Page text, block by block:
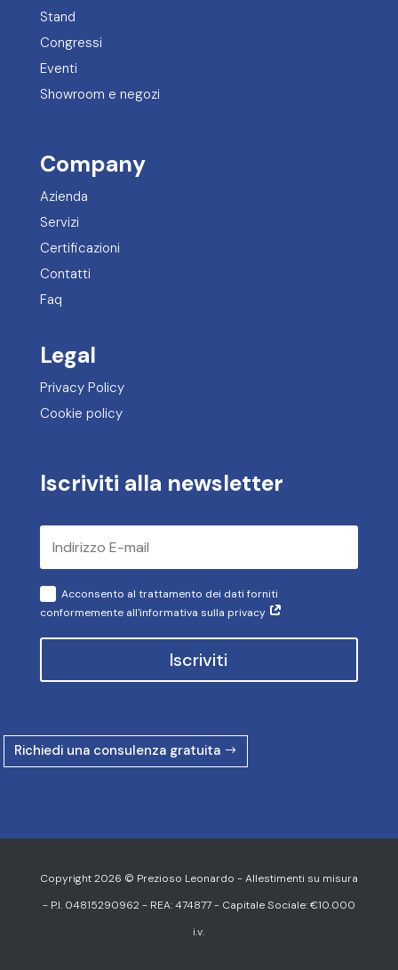
Stand
Congressi
Eventi
Showroom e negozi
Company
Azienda
Servizi
Certificazioni
Contatti
Faq
Legal
Privacy Policy
Cookie policy
Iscriviti alla newsletter
Acconsento al trattamento dei dati forniti
conformemente all'informativa sulla privacy
Iscriviti
Richiedi una consulenza gratuita
Copyright 2026 © Prezioso Leonardo - Allestimenti su misura
- P.I. 04815290962 - REA: 474877 - Capitale Sociale: €10.000
i.v.